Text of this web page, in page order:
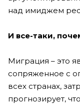
над имиджем
И все-таки,
Миграция – это
сопряженное с
всех странах,
прогнозирует,